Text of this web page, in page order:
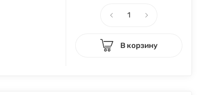
В корзину